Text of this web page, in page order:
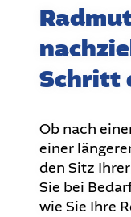
Schritt
Ob nach
einer
den Sitz
Sie bei
wie Sie Ihre